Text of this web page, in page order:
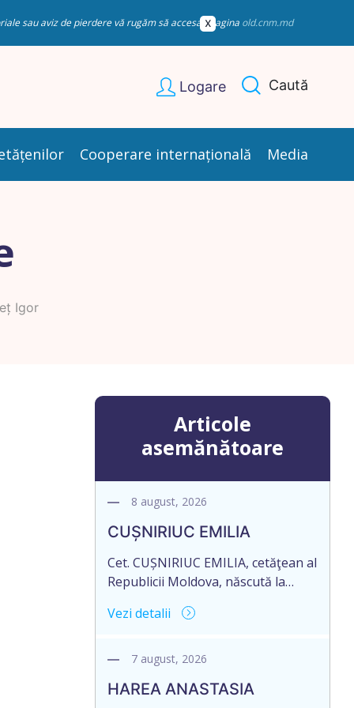
sau aviz de pierdere vă rugăm să accesați pagina old.cnm.md
Logare Caută
Cooperare internațională Media
Igor
Articole
asemănătoare
8 august, 2026
CUȘNIRIUC EMILIA
Cet. CUȘNIRIUC EMILIA, cetăţean al
Republicii Moldova, născută la
2005037033108, domiciliată în
satul Comarovca, aduce la
actului notarial: Certificatului de
Vezi detalii
7 august, 2026
HAREA ANASTASIA